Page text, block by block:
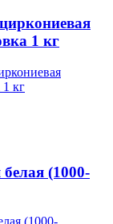
1 кг
(1000-